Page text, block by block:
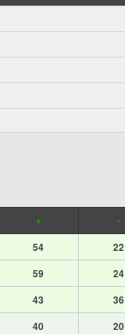
+ -
54 22
59 24
43 36
40 20